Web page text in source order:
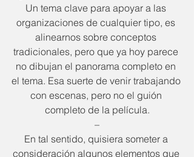
Un tema clave para apoyar a las
organizaciones de cualquier tipo, es
alinearnos sobre conceptos
tradicionales, pero que ya hoy parece
no dibujan el panorama completo en
el tema. Esa suerte de venir trabajando
con escenas, pero no el guión
completo de la película.
–
En tal sentido, quisiera someter a
consideración algunos elementos que